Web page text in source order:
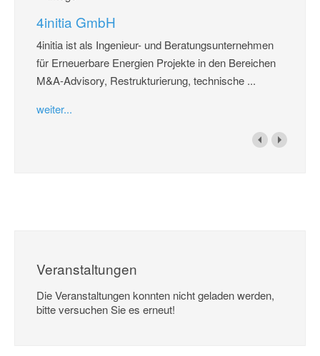
4initia GmbH
4initia ist als Ingenieur- und Beratungsunternehmen
für Erneuerbare Energien Projekte in den Bereichen
M&A-Advisory, Restrukturierung, technische ...
weiter...
Veranstaltungen
Die Veranstaltungen konnten nicht geladen werden,
bitte versuchen Sie es erneut!